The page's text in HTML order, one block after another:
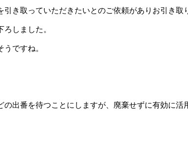
き取っていただきたいとのご依頼がありお引き取
しました。
ですね。
出番を待つことにしますが、廃棄せずに有効に活